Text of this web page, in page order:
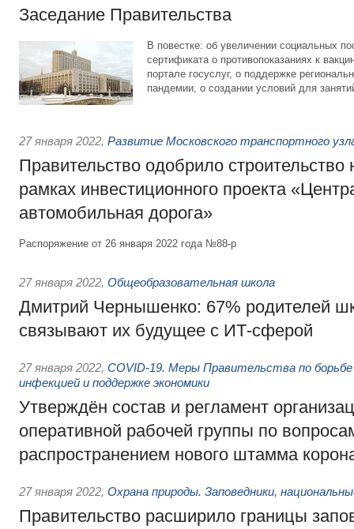
Заседание Правительства
В повестке: об увеличении социальных
сертификата о противопоказаниях к
портале госуслуг, о поддержке
пандемии, о создании условий для
27 января 2022, Развитие Московского транспортного
Правительство одобрило строительство
рамках инвестиционного проекта
автомобильная дорога»
Распоряжение от 26 января 2022 года №88-р
27 января 2022, Общеобразовательная школа
Дмитрий Чернышенко: 67% родителей
связывают их будущее с ИТ-сферой
27 января 2022, COVID-19. Меры Правительства по борьбе
инфекцией и поддержке экономики
Утверждён состав и регламент
оперативной рабочей группы по
распространением нового штамма
27 января 2022, Охрана природы. Заповедники,
Правительство расширило границы